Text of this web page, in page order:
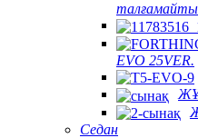
EVO 25VER.
Седан